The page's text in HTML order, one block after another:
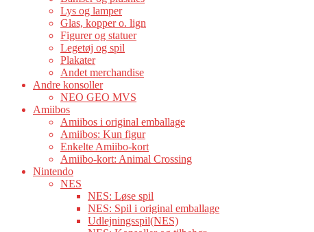
Lys og lamper
Glas, kopper o. lign
Figurer og statuer
Legetøj og spil
Plakater
Andet merchandise
Andre konsoller
NEO GEO MVS
Amiibos
Amiibos i original emballage
Amiibos: Kun figur
Enkelte Amiibo-kort
Amiibo-kort: Animal Crossing
Nintendo
NES
NES: Løse spil
NES: Spil i original emballage
Udlejningsspil(NES)